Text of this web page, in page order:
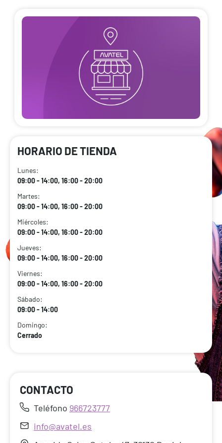
HORARIO DE TIENDA
Lunes:
09:00 - 14:00, 16:00 - 20:00
Martes:
09:00 - 14:00, 16:00 - 20:00
Miércoles:
09:00 - 14:00, 16:00 - 20:00
Jueves:
09:00 - 14:00, 16:00 - 20:00
Viernes:
09:00 - 14:00, 16:00 - 20:00
Sábado:
09:00 - 14:00
Domingo:
Cerrado
CONTACTO
Teléfono 966723777
info@avatel.es